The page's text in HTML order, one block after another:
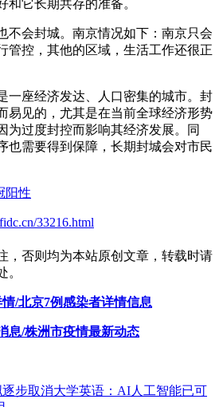
和它长期共存的准备。
不会封城。南京情况如下：南京只会
管控，其他的区域，生活工作还很正
一座经济发达、人口密集的城市。封
易见的，尤其是在当前全球经济形势
为过度封控而影响其经济发展。同
也需要得到保障，长期封城会对市民
阳性
33216.html
，否则均为本站原创文章，转载时请
。
/北京7例感染者详情信息
息/株洲市疫情最新动态